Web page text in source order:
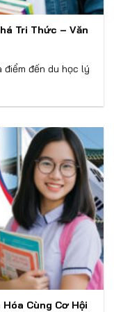
Tri Thức – Văn
đến du học lý
Cùng Cơ Hội